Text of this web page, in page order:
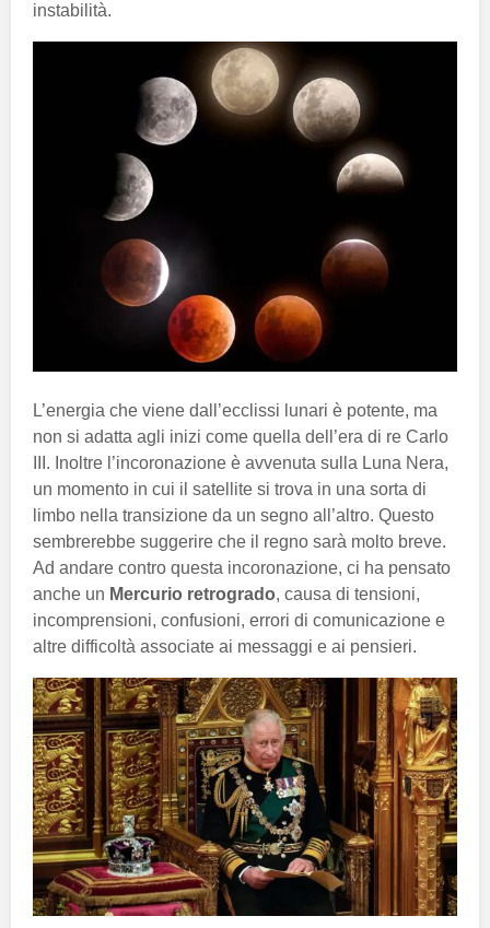
instabilità.
L’energia che viene dall’ecclissi lunari è potente, ma
non si adatta agli inizi come quella dell’era di re Carlo
III. Inoltre l’incoronazione è avvenuta sulla Luna Nera,
un momento in cui il satellite si trova in una sorta di
limbo nella transizione da un segno all’altro. Questo
sembrerebbe suggerire che il regno sarà molto breve.
Ad andare contro questa incoronazione, ci ha pensato
anche un Mercurio retrogrado, causa di tensioni,
incomprensioni, confusioni, errori di comunicazione e
altre difficoltà associate ai messaggi e ai pensieri.